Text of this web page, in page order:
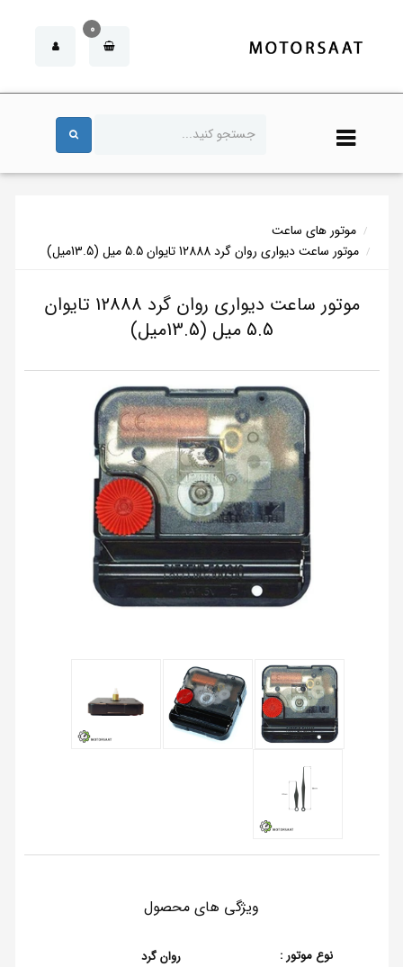
0
موتور های ساعت
موتور ساعت دیواری روان گرد 12888 تایوان 5.5 میل (13.5میل)
موتور ساعت دیواری روان گرد 12888 تایوان
5.5 میل (13.5میل)
ویژگی های محصول
نوع موتور :
روان گرد